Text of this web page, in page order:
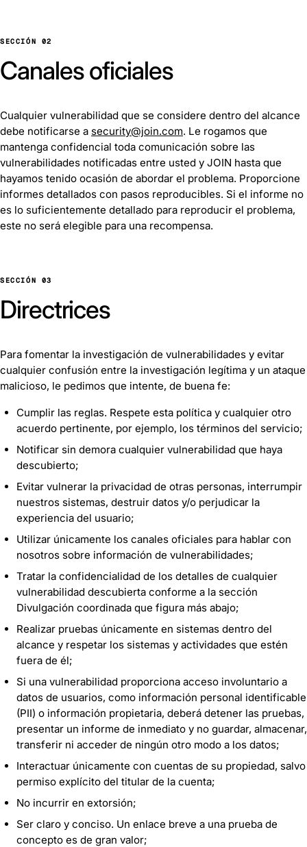
SECCIÓN 02
Canales oficiales
Cualquier vulnerabilidad que se considere dentro del alcance
debe notificarse a security@join.com. Le rogamos que
mantenga confidencial toda comunicación sobre las
vulnerabilidades notificadas entre usted y JOIN hasta que
hayamos tenido ocasión de abordar el problema. Proporcione
informes detallados con pasos reproducibles. Si el informe no
es lo suficientemente detallado para reproducir el problema,
este no será elegible para una recompensa.
SECCIÓN 03
Directrices
Para fomentar la investigación de vulnerabilidades y evitar
cualquier confusión entre la investigación legítima y un ataque
malicioso, le pedimos que intente, de buena fe:
Cumplir las reglas. Respete esta política y cualquier otro
acuerdo pertinente, por ejemplo, los términos del servicio;
Notificar sin demora cualquier vulnerabilidad que haya
descubierto;
Evitar vulnerar la privacidad de otras personas, interrumpir
nuestros sistemas, destruir datos y/o perjudicar la
experiencia del usuario;
Utilizar únicamente los canales oficiales para hablar con
nosotros sobre información de vulnerabilidades;
Tratar la confidencialidad de los detalles de cualquier
vulnerabilidad descubierta conforme a la sección
Divulgación coordinada que figura más abajo;
Realizar pruebas únicamente en sistemas dentro del
alcance y respetar los sistemas y actividades que estén
fuera de él;
Si una vulnerabilidad proporciona acceso involuntario a
datos de usuarios, como información personal identificable
(PII) o información propietaria, deberá detener las pruebas,
presentar un informe de inmediato y no guardar, almacenar,
transferir ni acceder de ningún otro modo a los datos;
Interactuar únicamente con cuentas de su propiedad, salvo
permiso explícito del titular de la cuenta;
No incurrir en extorsión;
Ser claro y conciso. Un enlace breve a una prueba de
concepto es de gran valor;